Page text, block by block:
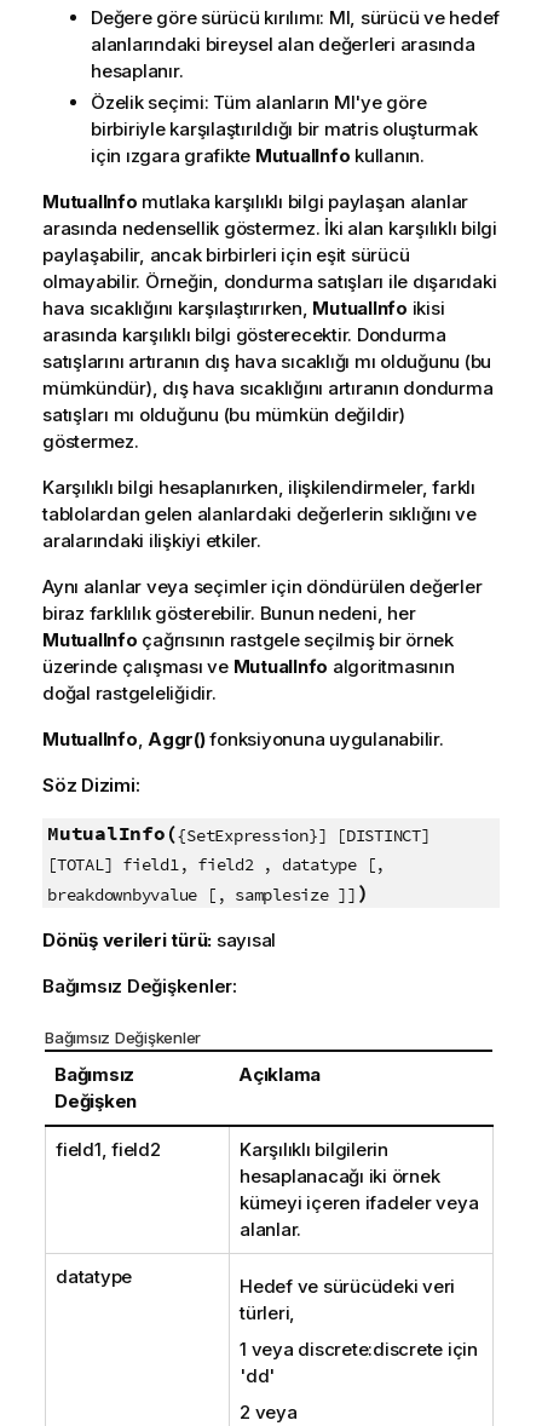
Değere göre sürücü kırılımı: MI, sürücü ve hedef
alanlarındaki bireysel alan değerleri arasında
hesaplanır.
Özelik seçimi: Tüm alanların MI'ye göre
birbiriyle karşılaştırıldığı bir matris oluşturmak
için ızgara grafikte MutualInfo kullanın.
MutualInfo mutlaka karşılıklı bilgi paylaşan alanlar
arasında nedensellik göstermez. İki alan karşılıklı bilgi
paylaşabilir, ancak birbirleri için eşit sürücü
olmayabilir. Örneğin, dondurma satışları ile dışarıdaki
hava sıcaklığını karşılaştırırken, MutualInfo ikisi
arasında karşılıklı bilgi gösterecektir. Dondurma
satışlarını artıranın dış hava sıcaklığı mı olduğunu (bu
mümkündür), dış hava sıcaklığını artıranın dondurma
satışları mı olduğunu (bu mümkün değildir)
göstermez.
Karşılıklı bilgi hesaplanırken, ilişkilendirmeler, farklı
tablolardan gelen alanlardaki değerlerin sıklığını ve
aralarındaki ilişkiyi etkiler.
Aynı alanlar veya seçimler için döndürülen değerler
biraz farklılık gösterebilir. Bunun nedeni, her
MutualInfo çağrısının rastgele seçilmiş bir örnek
üzerinde çalışması ve MutualInfo algoritmasının
doğal rastgeleliğidir.
MutualInfo, Aggr()fonksiyonuna uygulanabilir.
Söz Dizimi:
MutualInfo({SetExpression}] [DISTINCT]
[TOTAL] field1, field2 , datatype [,
breakdownbyvalue [, samplesize ]] )
Dönüş verileri türü: sayısal
Bağımsız Değişkenler:
Bağımsız Değişkenler
Bağımsız
Değişken
Açıklama
field1, field2
Karşılıklı bilgilerin
hesaplanacağı iki örnek
kümeyi içeren ifadeler veya
alanlar.
datatype
Hedef ve sürücüdeki veri
türleri,
1 veya discrete:discrete için
'dd'
2 veya